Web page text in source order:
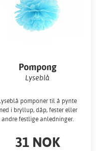
Pompong
Lyseblå
pomponer til å pynte
i bryllup, dåp, fester eller
andre festlige anledninger.
31 NOK